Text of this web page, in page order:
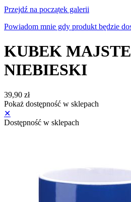
Przejdź na początek galerii
Powiadom mnie gdy produkt będzie
KUBEK
NIEBIESKI
39,90 zł
Pokaż dostępność w sklepach
✕
Dostępność w sklepach